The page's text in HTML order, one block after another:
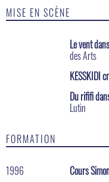
MISE EN SCÈNE
Le vent
des Arts
KESSKIDI
Du rififi
Lutin
FORMATION
1996 Cours